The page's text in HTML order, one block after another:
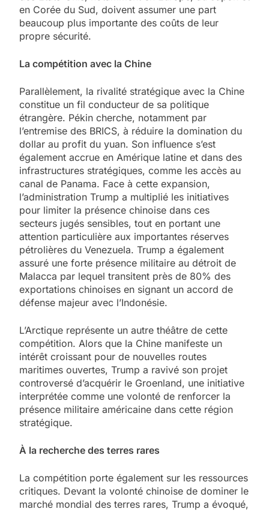
en Corée du Sud, doivent assumer une part
beaucoup plus importante des coûts de leur
propre sécurité.
La compétition avec la Chine
Parallèlement, la rivalité stratégique avec la Chine
constitue un fil conducteur de sa politique
étrangère. Pékin cherche, notamment par
l’entremise des BRICS, à réduire la domination du
dollar au profit du yuan. Son influence s’est
également accrue en Amérique latine et dans des
infrastructures stratégiques, comme les accès au
canal de Panama. Face à cette expansion,
l’administration Trump a multiplié les initiatives
pour limiter la présence chinoise dans ces
secteurs jugés sensibles, tout en portant une
attention particulière aux importantes réserves
pétrolières du Venezuela. Trump a également
assuré une forte présence militaire au détroit de
Malacca par lequel transitent près de 80% des
exportations chinoises en signant un accord de
défense majeur avec l’Indonésie.
L’Arctique représente un autre théâtre de cette
compétition. Alors que la Chine manifeste un
intérêt croissant pour de nouvelles routes
maritimes ouvertes, Trump a ravivé son projet
controversé d’acquérir le Groenland, une initiative
interprétée comme une volonté de renforcer la
présence militaire américaine dans cette région
stratégique.
À la recherche des terres rares
La compétition porte également sur les ressources
critiques. Devant la volonté chinoise de dominer le
marché mondial des terres rares, Trump a évoqué,